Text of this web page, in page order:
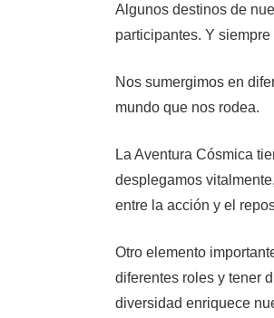
Algunos destinos de
participantes. Y
Nos sumergimos en
mundo que nos rodea.
La Aventura Cósmica
desplegamos
entre la acción y el
Otro elemento
diferentes roles y tener
diversidad enriquece